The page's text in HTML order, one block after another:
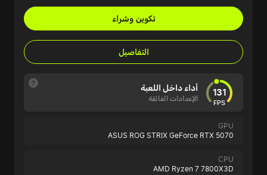
تكوين وشراء
التفاصيل
131
FPS
أداء داخل اللعبة
الإعدادات الفائقة
GPU
ASUS ROG STRIX GeForce RTX 5070
CPU
AMD Ryzen 7 7800X3D